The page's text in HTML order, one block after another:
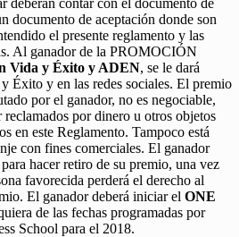
deberán contar con el documento de
documento de aceptación donde son
el presente reglamento y las
Al ganador de la PROMOCIÓN
Vida y Éxito y ADEN, se le dará
Éxito y en las redes sociales. El premio
por el ganador, no es negociable,
por dinero u otros objetos
en este Reglamento. Tampoco está
con fines comerciales. El ganador
hacer retiro de su premio, una vez
favorecida perderá el derecho al
El ganador deberá iniciar el ONE
de las fechas programadas por
School para el 2018.